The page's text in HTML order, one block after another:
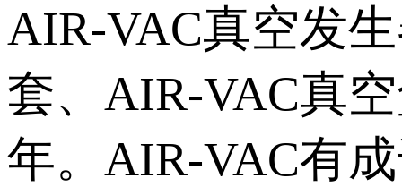
AIR-VAC真空发
套、AIR-VAC真
年。AIR-VAC有